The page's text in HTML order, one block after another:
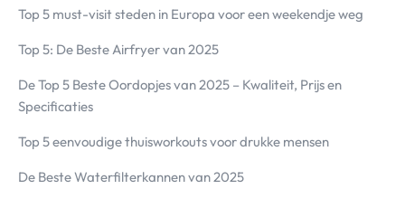
Top 5 must-visit steden in Europa voor een weekendje weg
Top 5: De Beste Airfryer van 2025
De Top 5 Beste Oordopjes van 2025 – Kwaliteit, Prijs en
Specificaties
Top 5 eenvoudige thuisworkouts voor drukke mensen
De Beste Waterfilterkannen van 2025